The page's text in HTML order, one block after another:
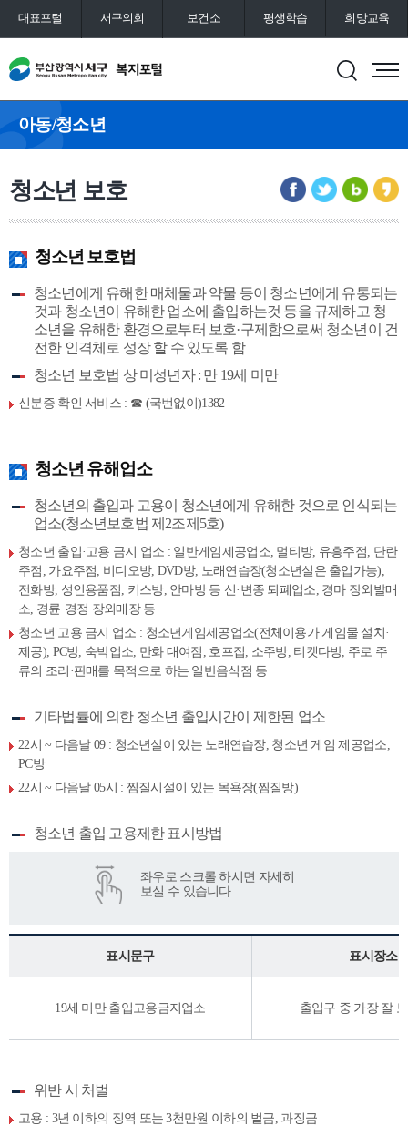
대표포털 서구의회 보건소 평생학습 희망교육
통합예약
아동/청소년
청소년 보호
청소년 보호법
청소년에게 유해한 매체물과 약물 등이 청소년에게 유통되는
것과 청소년이 유해한 업소에 출입하는것 등을 규제하고 청
소년을 유해한 환경으로부터 보호·구제함으로써 청소년이 건
전한 인격체로 성장 할 수 있도록 함
청소년 보호법 상 미성년자 : 만 19세 미만
신분증 확인 서비스 : ☎ (국번없이)1382
청소년 유해업소
청소년의 출입과 고용이 청소년에게 유해한 것으로 인식되는
업소(청소년보호법 제2조제5호)
청소년 출입·고용 금지 업소 : 일반게임제공업소, 멀티방, 유흥주점, 단란
주점, 가요주점, 비디오방, DVD방, 노래연습장(청소년실은 출입가능),
전화방, 성인용품점, 키스방, 안마방 등 신·변종 퇴폐업소, 경마 장외발매
소, 경륜·경정 장외매장 등
청소년 고용 금지 업소 : 청소년게임제공업소(전체이용가 게임물 설치·
제공), PC방, 숙박업소, 만화 대여점, 호프집, 소주방, 티켓다방, 주로 주
류의 조리·판매를 목적으로 하는 일반음식점 등
기타법률에 의한 청소년 출입시간이 제한된 업소
22시 ~ 다음날 09 : 청소년실이 있는 노래연습장, 청소년 게임 제공업소,
PC방
22시 ~ 다음날 05시 : 찜질시설이 있는 목욕장(찜질방)
청소년 출입 고용제한 표시방법
표시문구 표시장소
19세 미만 출입고용금지업소 출입구 중 가장 잘
위반 시 처벌
고용 : 3년 이하의 징역 또는 3천만원 이하의 벌금, 과징금